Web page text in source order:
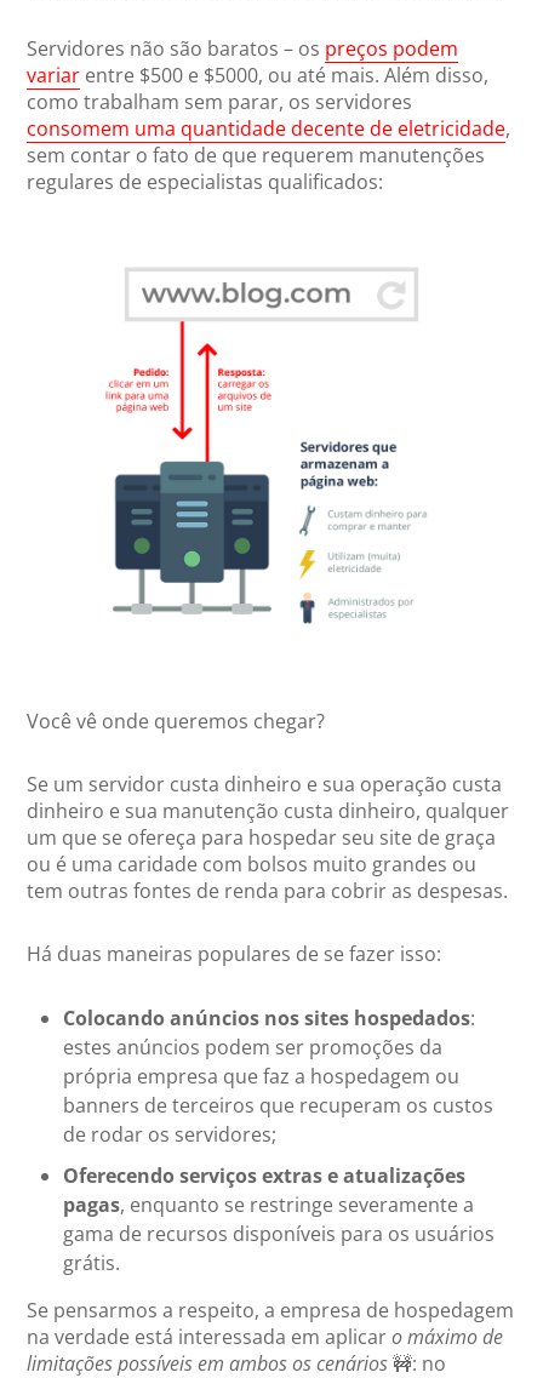
Servidores não são baratos – os preços podem
variar entre $500 e $5000, ou até mais. Além disso,
como trabalham sem parar, os servidores
consomem uma quantidade decente de eletricidade,
sem contar o fato de que requerem manutenções
regulares de especialistas qualificados:
Você vê onde queremos chegar?
Se um servidor custa dinheiro e sua operação custa
dinheiro e sua manutenção custa dinheiro, qualquer
um que se ofereça para hospedar seu site de graça
ou é uma caridade com bolsos muito grandes ou
tem outras fontes de renda para cobrir as despesas.
Há duas maneiras populares de se fazer isso:
Colocando anúncios nos sites hospedados:
estes anúncios podem ser promoções da
própria empresa que faz a hospedagem ou
banners de terceiros que recuperam os custos
de rodar os servidores;
Oferecendo serviços extras e atualizações
pagas, enquanto se restringe severamente a
gama de recursos disponíveis para os usuários
grátis.
Se pensarmos a respeito, a empresa de hospedagem
na verdade está interessada em aplicaro máximo de
limitações possíveis em ambos os cenários🚧: no